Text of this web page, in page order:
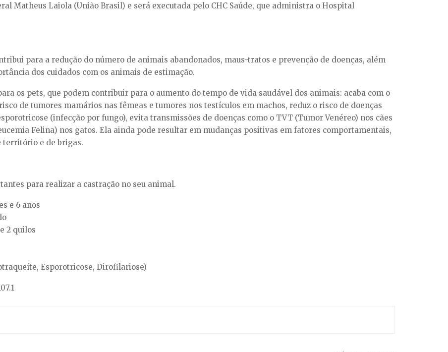
Matheus Laiola (União Brasil) e será executada pelo CHC Saúde, que administra o Hospital
para a redução do número de animais abandonados, maus-tratos e prevenção de doenças, além
dos cuidados com os animais de estimação.
os pets, que podem contribuir para o aumento do tempo de vida saudável dos animais: acaba com o
de tumores mamários nas fêmeas e tumores nos testículos em machos, reduz o risco de doenças
(infecção por fungo), evita transmissões de doenças como o TVT (Tumor Venéreo) nos cães
Felina) nos gatos. Ela ainda pode resultar em mudanças positivas em fatores comportamentais,
território e de brigas.
para realizar a castração no seu animal.
e 6 anos
2 quilos
Esporotricose, Dirofilariose)